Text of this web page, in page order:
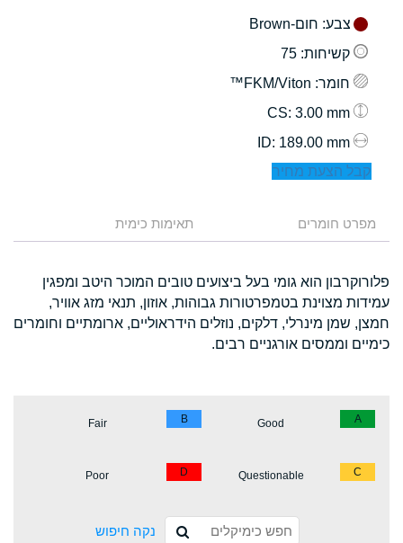
צבע: חום-Brown
קשיחות: 75
חומר: FKM/Viton™
: 3.00 mm
: 189.00 mm
קבל הצעת מחיר
מפרט חומרים תאימות כימית
פלורוקרבון הוא גומי בעל ביצועים טובים המוכר היטב ומפגין
עמידות מצוינת בטמפרטורות גבוהות, אוזון, תנאי מזג אוויר,
חמצן, שמן מינרלי, דלקים, נוזלים הידראוליים, ארומתיים וחומרים
כימיים וממסים אורגניים רבים.
A
Good
B
Fair
C
Questionable
D
Poor
נקה חיפוש